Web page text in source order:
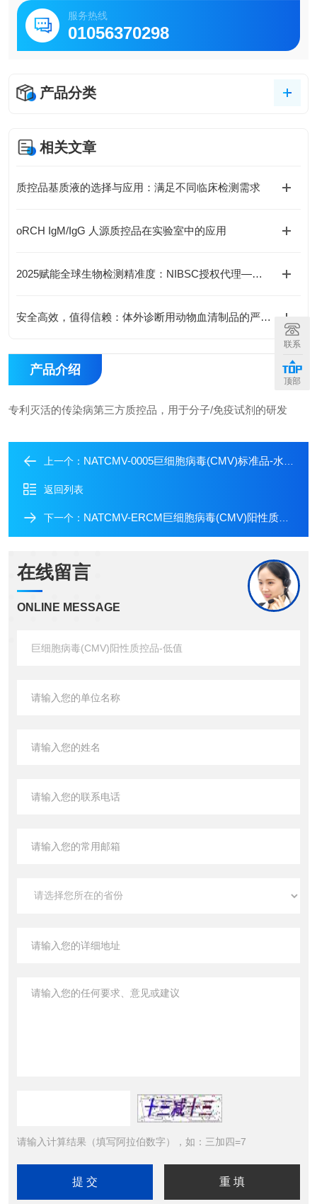
服务热线
01056370298
产品分类
相关文章
质控品基质液的选择与应用：满足不同临床检测需求
oRCH IgM/IgG 人源质控品在实验室中的应用
2025赋能全球生物检测精准度：NIBSC授权代理——国际生物标准品流通的核心枢纽
安全高效，值得信赖：体外诊断用动物血清制品的严格质控流程
产品介绍
专利灭活的传染病第三方质控品，用于分子/免疫试剂的研发
上一个： NATCMV-0005巨细胞病毒(CMV)标准品-水平5
返回列表
下一个： NATCMV-ERCM巨细胞病毒(CMV)阳性质控品-中值
在线留言
ONLINE MESSAGE
请输入计算结果（填写阿拉伯数字），如：三加四=7
联系
顶部